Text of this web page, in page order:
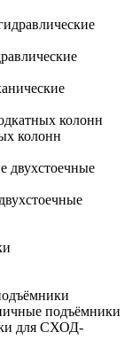
колонн
колонн
двухстоечные
подъёмники
для СХОД-